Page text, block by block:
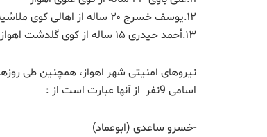
۱۲.یوسف خسرج ۲۰ ساله از اهالی کوى ملاشیه اهواز
۱۳.أحمد حیدری ۱۵ ساله از کوى گلدشت اهواز
نیروهای امنیتی شهر اهواز، همچنین طی
اسامی 9نفر از آنها عبارت است از :
-خسرو ساعدی (ابوعماد)